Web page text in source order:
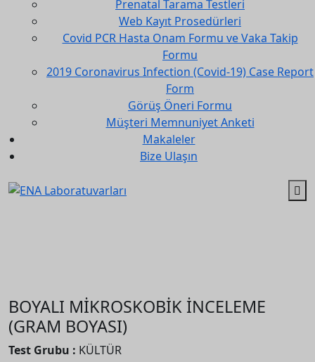
Prenatal Tarama Testleri
Web Kayıt Prosedürleri
Covid PCR Hasta Onam Formu ve Vaka Takip
Formu
2019 Coronavirus Infection (Covid-19) Case Report
Form
Görüş Öneri Formu
Müşteri Memnuniyet Anketi
Makaleler
Bize Ulaşın
BOYALI MİKROSKOBİK İNCELEME
(GRAM BOYASI)
Test Grubu : KÜLTÜR